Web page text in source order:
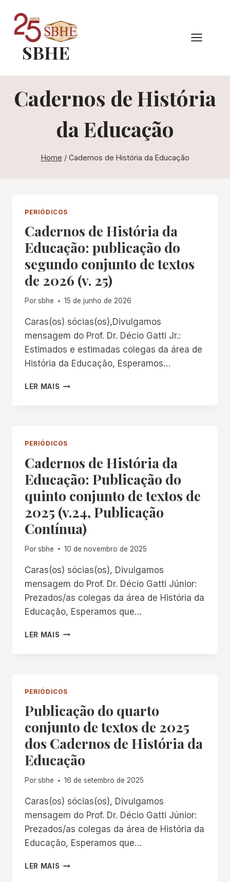
para
ConteúdoSBHE
Cadernos de História
da Educação
Home / Cadernos de História da Educação
PERIÓDICOS
Cadernos de História da
Educação: publicação do
segundo conjunto de textos
de 2026 (v. 25)
Porsbhe 15 de junho de 2026
Caras(os) sócias(os),Divulgamos
mensagem do Prof. Dr. Décio Gatti Jr.:
Estimados e estimadas colegas da área de
História da Educação, Esperamos…
LER MAIS CADERNOS
SEGUNDO
CONJUNTO
DE
DE
2026
25)
PERIÓDICOS
Cadernos de História da
Educação: Publicação do
quinto conjunto de textos de
2025 (v.24, Publicação
Contínua)
Porsbhe 10 de novembro de 2025
Caras(os) sócias(os), Divulgamos
mensagem do Prof. Dr. Décio Gatti Júnior:
Prezados/as colegas da área de História da
Educação, Esperamos que…
LER MAIS CADERNOS
DO
QUINTO
CONJUNTO
DE
TEXTOS
DE
2025
PUBLICAÇÃO
PERIÓDICOS
Publicação do quarto
conjunto de textos de 2025
dos Cadernos de História da
Educação
Porsbhe 16 de setembro de 2025
Caras(os) sócias(os), Divulgamos
mensagem do Prof. Dr. Décio Gatti Júnior:
Prezados/as colegas da área de História da
Educação, Esperamos que…
LER MAIS PUBLICAÇÃO